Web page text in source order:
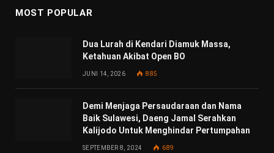
MOST POPULAR
Dua Lurah di Kendari Diamuk Massa,
Ketahuan Akibat Open BO
JUNI 14, 2026 885
Demi Menjaga Persaudaraan dan Nama
Baik Sulawesi, Daeng Jamal Serahkan
Kalijodo Untuk Menghindar Pertumpahan
SEPTEMBER 8, 2024 689